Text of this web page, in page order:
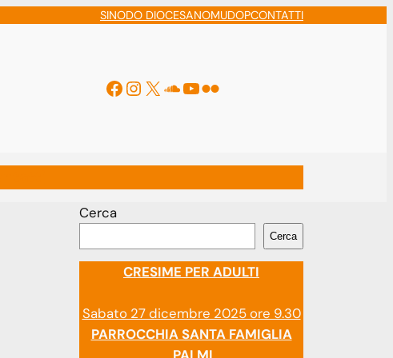
SINODO DIOCESANOMUDOPCONTATTI
Facebook
Instagram
X Soundcloud
YouTube
Flickr
Cerca
Cerca
CRESIME PER ADULTI
Sabato 27 dicembre 2025 ore 9.30
PARROCCHIA SANTA FAMIGLIA